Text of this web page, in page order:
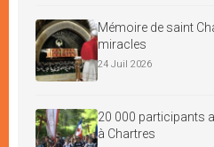
Mémoire de saint
miracles
24 Juil 2026
20 000 participants
à Chartres